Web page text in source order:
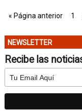
« Página anterior 1
NEWSLETTER
Recibe las